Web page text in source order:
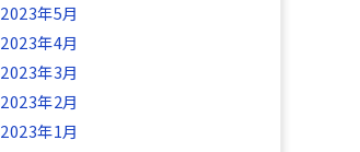
2023年5月
2023年4月
2023年3月
2023年2月
2023年1月